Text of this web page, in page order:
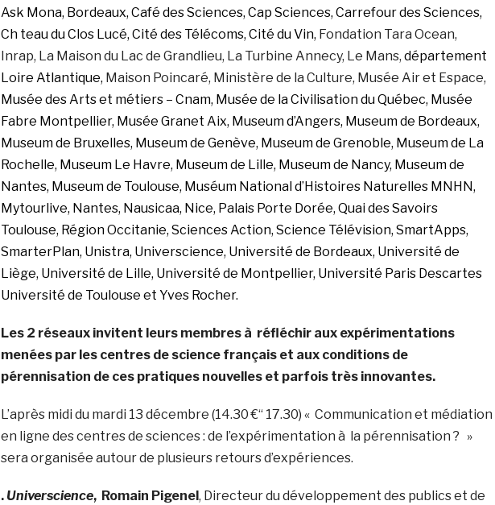
Ask Mona, Bordeaux, Café des Sciences, Cap Sciences, Carrefour des Sciences,
Ch teau du Clos Lucé, Cité des Télécoms, Cité du Vin, Fondation Tara Ocean,
Inrap, La Maison du Lac de Grandlieu, La Turbine Annecy, Le Mans, département
Loire Atlantique, Maison Poincaré, Ministère de la Culture, Musée Air et Espace,
Musée des Arts et métiers – Cnam, Musée de la Civilisation du Québec, Musée
Fabre Montpellier, Musée Granet Aix, Museum d’Angers, Museum de Bordeaux,
Museum de Bruxelles, Museum de Genève, Museum de Grenoble, Museum de La
Rochelle, Museum Le Havre, Museum de Lille, Museum de Nancy, Museum de
Nantes, Museum de Toulouse, Muséum National d’Histoires Naturelles MNHN,
Mytourlive, Nantes, Nausicaa, Nice, Palais Porte Dorée, Quai des Savoirs
Toulouse, Région Occitanie, Sciences Action, Science Télévision, SmartApps,
SmarterPlan, Unistra, Universcience, Université de Bordeaux, Université de
Liège, Université de Lille, Université de Montpellier, Université Paris Descartes
Université de Toulouse et Yves Rocher.
Les 2 réseaux invitent leurs membres à réfléchir aux expérimentations
menées par les centres de science français et aux conditions de
pérennisation de ces pratiques nouvelles et parfois très innovantes.
L’après midi du mardi 13 décembre (14.30 €“ 17.30) « Communication et médiation
en ligne des centres de sciences : de l’expérimentation à la pérennisation ? »
sera organisée autour de plusieurs retours d’expériences.
. Universcience, Romain Pigenel, Directeur du développement des publics et de